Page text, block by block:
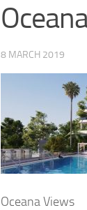
8 MARCH 2019
Oceana Views